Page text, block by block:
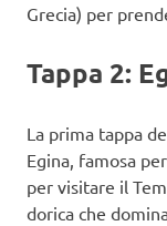
Grecia) per
Tappa 2:
La prima tappa
Egina, famosa
per visitare il
dorica che